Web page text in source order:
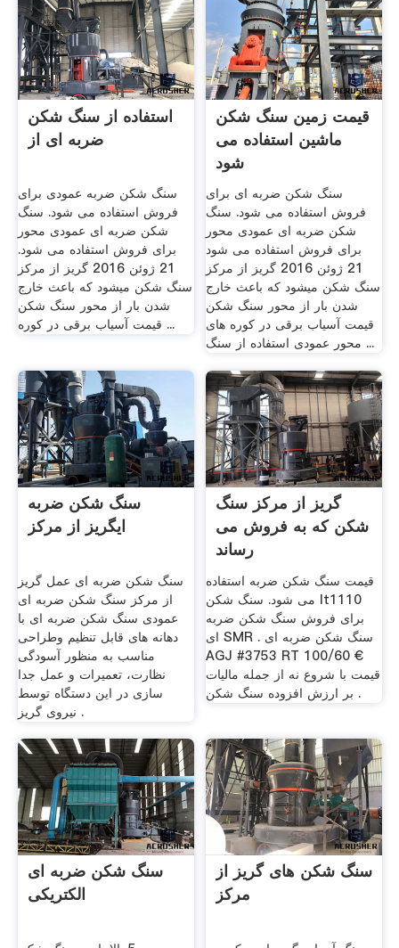
استفاده از سنگ شکن
ضربه ای از
سنگ شکن ضربه عمودی برای
فروش استفاده می شود. سنگ
شکن ضربه ای عمودی محور
برای فروش استفاده می شود.
21 ژوئن 2016 گریز از مرکز
سنگ شکن ميشود كه باعث خارج
شدن بار از محور سنگ شکن
قیمت آسیاب برقی در کوره ...
قیمت زمین سنگ شکن
ماشین استفاده می
شود
سنگ شکن ضربه ای برای
فروش استفاده می شود. سنگ
شکن ضربه ای عمودی محور
برای فروش استفاده می شود
21 ژوئن 2016 گریز از مرکز
سنگ شکن ميشود كه باعث خارج
شدن بار از محور سنگ شکن
قیمت آسیاب برقی در کوره های
محور عمودی استفاده از سنگ ...
سنگ شکن ضربه
ایگریز از مرکز
سنگ شکن ضربه ای عمل گریز
از مرکز سنگ شکن ضربه ای
عمودی سنگ شکن ضربه ای با
دهانه های قابل تنظیم وطراحی
مناسب به منظور آسودگی
نظارت، تعمیرات و عمل جدا
سازی در این دستگاه توسط
نیروی گریز .
گریز از مرکز سنگ
شکن که به فروش می
رساند
قیمت سنگ شکن ضربه استفاده
می شود. سنگ شکن lt1110
برای فروش سنگ شکن ضربه
ای SMR . سنگ شکن ضربه ای
AGJ #3753 RT 100/60 €
قیمت با شروع نه از جمله مالیات
بر ارزش افزوده سنگ شکن .
سنگ شکن ضربه ای
الکتریکی
سنگ شکن های گریز از
مرکز